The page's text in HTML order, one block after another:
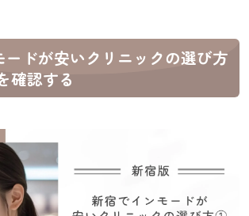
ードが安いクリニックの選び方
確認する